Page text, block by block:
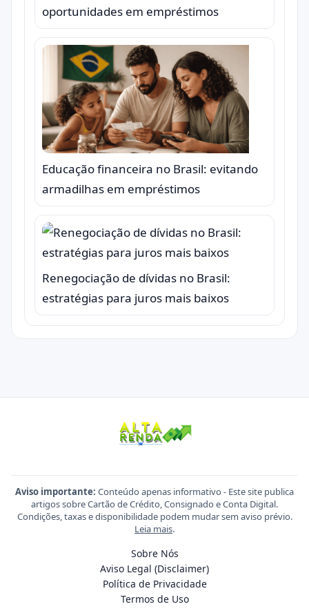
oportunidades em empréstimos
Educação financeira no Brasil: evitando
armadilhas em empréstimos
Renegociação de dívidas no Brasil:
estratégias para juros mais baixos
Aviso importante: Conteúdo apenas informativo - Este site publica
artigos sobre Cartão de Crédito, Consignado e Conta Digital.
Condições, taxas e disponibilidade podem mudar sem aviso prévio.
Leia mais.
Sobre Nós
Aviso Legal (Disclaimer)
Política de Privacidade
Termos de Uso